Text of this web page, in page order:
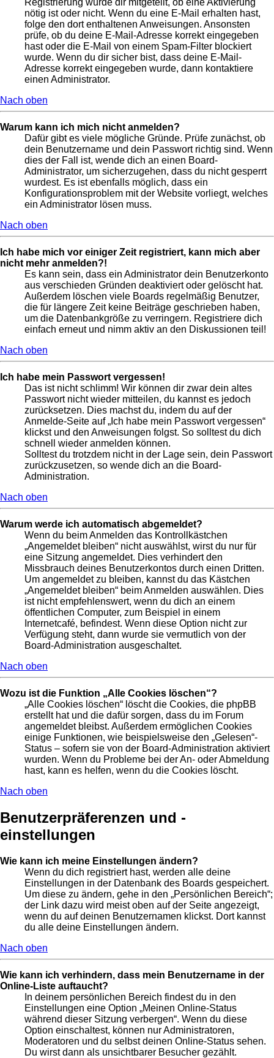
Registrierung wurde dir mitgeteilt, ob eine Aktivierung
nötig ist oder nicht. Wenn du eine E-Mail erhalten hast,
folge den dort enthaltenen Anweisungen. Ansonsten
prüfe, ob du deine E-Mail-Adresse korrekt eingegeben
hast oder die E-Mail von einem Spam-Filter blockiert
wurde. Wenn du dir sicher bist, dass deine E-Mail-
Adresse korrekt eingegeben wurde, dann kontaktiere
einen Administrator.
Nach oben
Warum kann ich mich nicht anmelden?
Dafür gibt es viele mögliche Gründe. Prüfe zunächst, ob
dein Benutzername und dein Passwort richtig sind. Wenn
dies der Fall ist, wende dich an einen Board-
Administrator, um sicherzugehen, dass du nicht gesperrt
wurdest. Es ist ebenfalls möglich, dass ein
Konfigurationsproblem mit der Website vorliegt, welches
ein Administrator lösen muss.
Nach oben
Ich habe mich vor einiger Zeit registriert, kann mich aber
nicht mehr anmelden?!
Es kann sein, dass ein Administrator dein Benutzerkonto
aus verschieden Gründen deaktiviert oder gelöscht hat.
Außerdem löschen viele Boards regelmäßig Benutzer,
die für längere Zeit keine Beiträge geschrieben haben,
um die Datenbankgröße zu verringern. Registriere dich
einfach erneut und nimm aktiv an den Diskussionen teil!
Nach oben
Ich habe mein Passwort vergessen!
Das ist nicht schlimm! Wir können dir zwar dein altes
Passwort nicht wieder mitteilen, du kannst es jedoch
zurücksetzen. Dies machst du, indem du auf der
Anmelde-Seite auf „Ich habe mein Passwort vergessen“
klickst und den Anweisungen folgst. So solltest du dich
schnell wieder anmelden können.
Solltest du trotzdem nicht in der Lage sein, dein Passwort
zurückzusetzen, so wende dich an die Board-
Administration.
Nach oben
Warum werde ich automatisch abgemeldet?
Wenn du beim Anmelden das Kontrollkästchen
„Angemeldet bleiben“ nicht auswählst, wirst du nur für
eine Sitzung angemeldet. Dies verhindert den
Missbrauch deines Benutzerkontos durch einen Dritten.
Um angemeldet zu bleiben, kannst du das Kästchen
„Angemeldet bleiben“ beim Anmelden auswählen. Dies
ist nicht empfehlenswert, wenn du dich an einem
öffentlichen Computer, zum Beispiel in einem
Internetcafé, befindest. Wenn diese Option nicht zur
Verfügung steht, dann wurde sie vermutlich von der
Board-Administration ausgeschaltet.
Nach oben
Wozu ist die Funktion „Alle Cookies löschen“?
„Alle Cookies löschen“ löscht die Cookies, die phpBB
erstellt hat und die dafür sorgen, dass du im Forum
angemeldet bleibst. Außerdem ermöglichen Cookies
einige Funktionen, wie beispielsweise den „Gelesen“-
Status – sofern sie von der Board-Administration aktiviert
wurden. Wenn du Probleme bei der An- oder Abmeldung
hast, kann es helfen, wenn du die Cookies löscht.
Nach oben
Benutzerpräferenzen und -
einstellungen
Wie kann ich meine Einstellungen ändern?
Wenn du dich registriert hast, werden alle deine
Einstellungen in der Datenbank des Boards gespeichert.
Um diese zu ändern, gehe in den „Persönlichen Bereich“;
der Link dazu wird meist oben auf der Seite angezeigt,
wenn du auf deinen Benutzernamen klickst. Dort kannst
du alle deine Einstellungen ändern.
Nach oben
Wie kann ich verhindern, dass mein Benutzername in der
Online-Liste auftaucht?
In deinem persönlichen Bereich findest du in den
Einstellungen eine Option „Meinen Online-Status
während dieser Sitzung verbergen“. Wenn du diese
Option einschaltest, können nur Administratoren,
Moderatoren und du selbst deinen Online-Status sehen.
Du wirst dann als unsichtbarer Besucher gezählt.